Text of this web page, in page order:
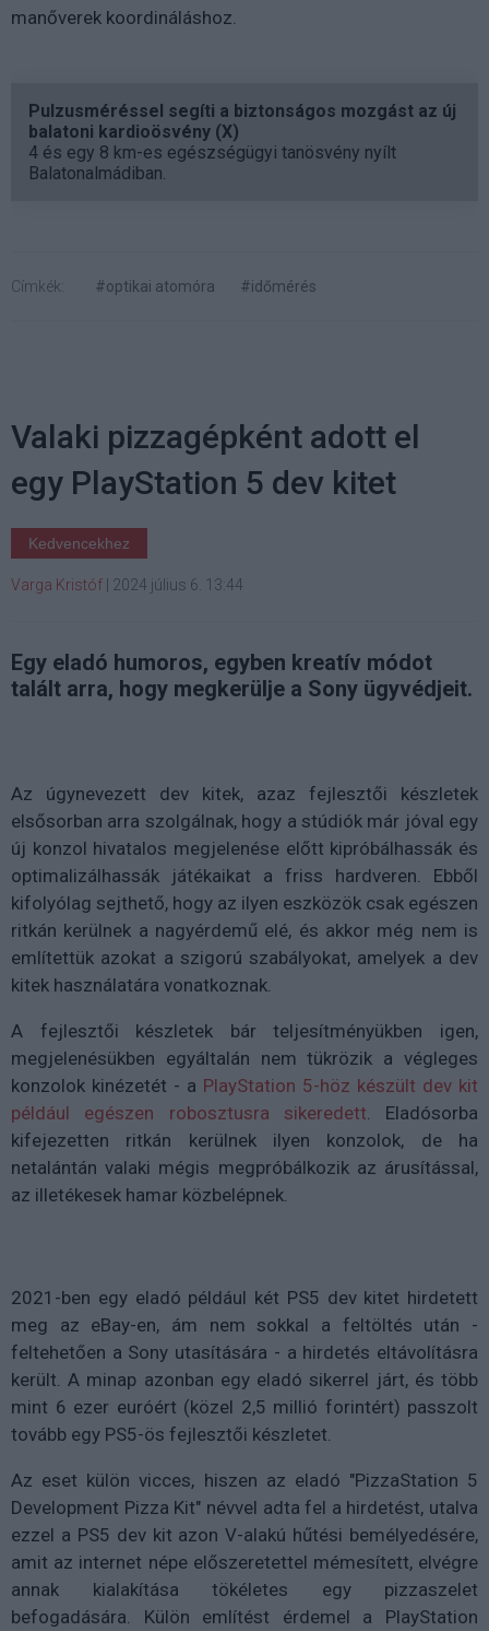
manőverek koordináláshoz.
Pulzusméréssel segíti a biztonságos mozgást az új
balatoni kardioösvény (X)
4 és egy 8 km-es egészségügyi tanösvény nyílt
Balatonalmádiban.
Címkék: #optikai atomóra #időmérés
Valaki pizzagépként adott el
egy PlayStation 5 dev kitet
Kedvencekhez
Varga Kristóf | 2024 július 6. 13:44
Egy eladó humoros, egyben kreatív módot
talált arra, hogy megkerülje a Sony ügyvédjeit.
Az úgynevezett dev kitek, azaz fejlesztői készletek
elsősorban arra szolgálnak, hogy a stúdiók már jóval egy
új konzol hivatalos megjelenése előtt kipróbálhassák és
optimalizálhassák játékaikat a friss hardveren. Ebből
kifolyólag sejthető, hogy az ilyen eszközök csak egészen
ritkán kerülnek a nagyérdemű elé, és akkor még nem is
említettük azokat a szigorú szabályokat, amelyek a dev
kitek használatára vonatkoznak.
A fejlesztői készletek bár teljesítményükben igen,
megjelenésükben egyáltalán nem tükrözik a végleges
konzolok kinézetét - a PlayStation 5-höz készült dev kit
például egészen robosztusra sikeredett . Eladósorba
kifejezetten ritkán kerülnek ilyen konzolok, de ha
netalántán valaki mégis megpróbálkozik az árusítással,
az illetékesek hamar közbelépnek.
2021-ben egy eladó például két PS5 dev kitet hirdetett
meg az eBay-en, ám nem sokkal a feltöltés után -
feltehetően a Sony utasítására - a hirdetés eltávolításra
került. A minap azonban egy eladó sikerrel járt, és több
mint 6 ezer euróért (közel 2,5 millió forintért) passzolt
tovább egy PS5-ös fejlesztői készletet.
Az eset külön vicces, hiszen az eladó "PizzaStation 5
Development Pizza Kit" névvel adta fel a hirdetést, utalva
ezzel a PS5 dev kit azon V-alakú hűtési bemélyedésére,
amit az internet népe előszeretettel mémesített, elvégre
annak kialakítása tökéletes egy pizzaszelet
befogadására. Külön említést érdemel a PlayStation